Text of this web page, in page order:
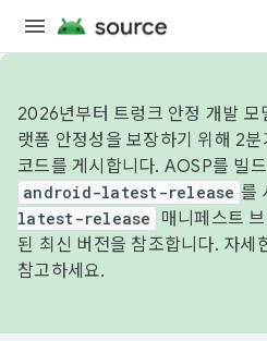
2026년부터 트렁크 안정 개발 모
랫폼 안정성을 보장하기 위해 2
코드를 게시합니다. AOSP를 빌
android-latest-release 를
latest-release
매니페스트
된 최신 버전을 참조합니다. 자세
참고하세요.